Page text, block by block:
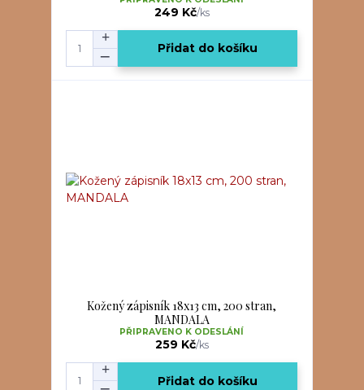
249 Kč/ks
Přidat do košíku
Kožený zápisník 18x13 cm, 200 stran,
MANDALA
259 Kč/ks
PŘIPRAVENO K ODESLÁNÍ
Přidat do košíku